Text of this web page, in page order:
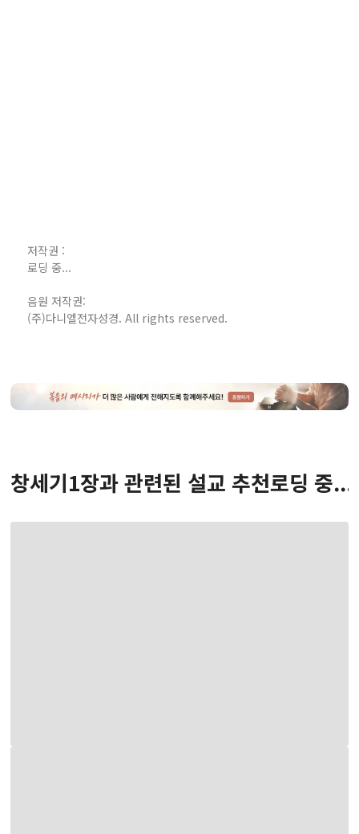
저작권 :
로딩 중...
음원 저작권:
(주)다니엘전자성경. All rights reserved.
창세기1장과 관련된 설교 추천로딩 중...